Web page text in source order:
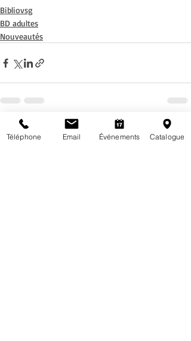
Bibliovsg
BD adultes
Nouveautés
Posts récents Voir tout
Téléphone Email Événements Catalogue